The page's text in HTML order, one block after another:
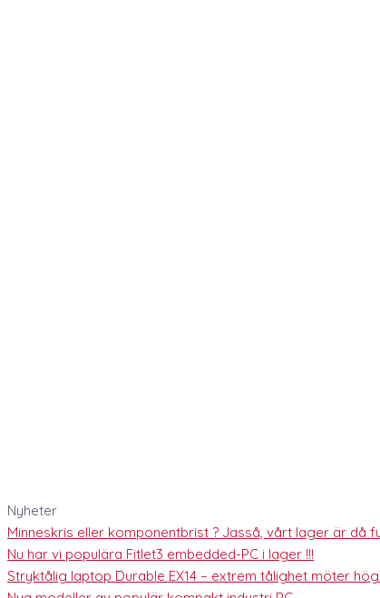
Nyheter
Minneskris eller komponentbrist ? Jasså, vårt lager är då
Nu har vi populära Fitlet3 embedded-PC i lager !!!
Stryktålig laptop Durable EX14 – extrem tålighet möter hög